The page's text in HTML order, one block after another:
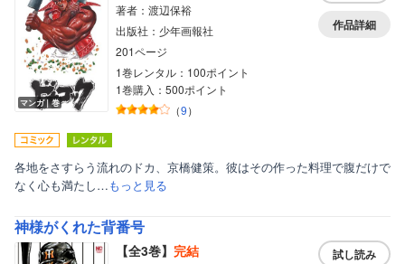
マンガ｜巻
著者：渡辺保裕
出版社：少年画報社
201ページ
1巻レンタル：100ポイント
1巻購入：500ポイント
（9）
作品詳細
各地をさすらう流れのドカ、京橋健策。彼はその作った料理で腹だけで
なく心も満たし…もっと見る
神様がくれた背番号
【全3巻】 完結 試し読み